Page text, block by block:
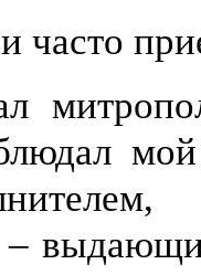
часто